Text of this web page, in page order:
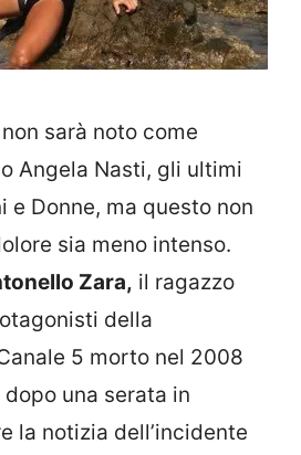
non sarà noto come
o Angela Nasti, gli ultimi
e Donne, ma questo non
sia meno intenso.
Zara, il ragazzo
della
5 morto nel 2008
una serata in
la notizia dell’incidente